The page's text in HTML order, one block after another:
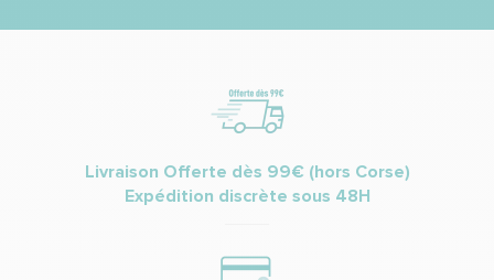
Livraison Offerte dès 99€ (hors Corse)
Expédition discrète sous 48H